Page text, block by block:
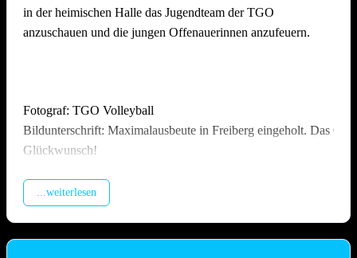
in der heimischen Halle das Jugendteam der TGO
anzuschauen und die jungen Offenauerinnen anzufeuern.
Fotograf: TGO Volleyball
Bildunterschrift: Maximalausbeute in Freiberg eingeholt. Das
Glückwunsch!
...weiterlesen